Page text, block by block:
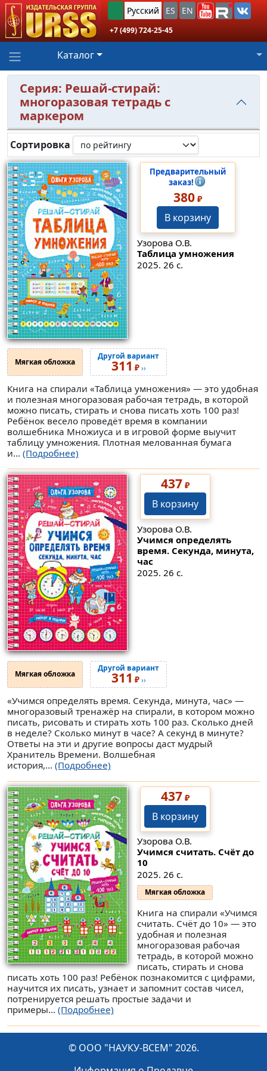
Русский ES EN
+7 (499) 724-25-45
Каталог
Серия: Решай-стирай:
многоразовая тетрадь с
маркером
Сортировка
Предварительный
заказ!
380₽
В корзину
Узорова О.В.
Таблица умножения
2025. 26 с.
Мягкая обложка
Другой вариант
311 ₽››
Книга на спирали «Таблица умножения» — это удобная
и полезная многоразовая рабочая тетрадь, в которой
можно писать, стирать и снова писать хоть 100 раз!
Ребёнок весело проведёт время в компании
волшебника Множиуса и в игровой форме выучит
таблицу умножения. Плотная мелованная бумага
и... (Подробнее)
437 ₽
В корзину
Узорова О.В.
Учимся определять
время. Секунда, минута,
час
2025. 26 с.
Мягкая обложка
Другой вариант
311 ₽››
«Учимся определять время. Секунда, минута, час» —
многоразовый тренажёр на спирали, в котором можно
писать, рисовать и стирать хоть 100 раз. Сколько дней
в неделе? Сколько минут в часе? А секунд в минуте?
Ответы на эти и другие вопросы даст мудрый
Хранитель Времени. Волшебная
история,... (Подробнее)
437₽
В корзину
Узорова О.В.
Учимся считать. Счёт до
10
2025. 26 с.
Мягкая обложка
Книга на спирали «Учимся
считать. Счёт до 10» — это
удобная и полезная
многоразовая рабочая
тетрадь, в которой можно
писать, стирать и снова
писать хоть 100 раз! Ребёнок познакомится с цифрами,
научится их писать, узнает и запомнит состав чисел,
потренируется решать простые задачи и
примеры... (Подробнее)
© ООО "НАУКУ-ВСЕМ" 2026.